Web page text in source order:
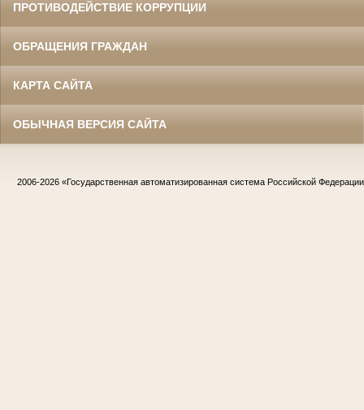
ПРОТИВОДЕЙСТВИЕ КОРРУПЦИИ
ОБРАЩЕНИЯ ГРАЖДАН
КАРТА САЙТА
ОБЫЧНАЯ ВЕРСИЯ САЙТА
2006-2026 «Государственная автоматизированная система Российской